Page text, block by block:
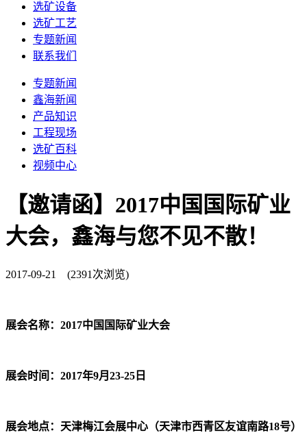
选矿设备
选矿工艺
专题新闻
联系我们
专题新闻
鑫海新闻
产品知识
工程现场
选矿百科
视频中心
【邀请函】2017中国国际矿业
大会，鑫海与您不见不散！
2017-09-21 (2391次浏览)
展会名称：2017中国国际矿业大会
展会时间：2017年9月23-25日
展会地点：天津梅江会展中心（天津市西青区友谊南路18号）